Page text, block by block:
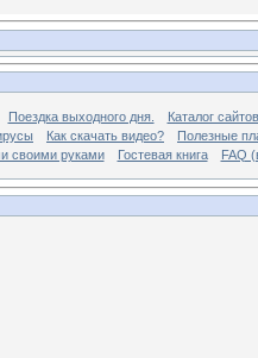
Поездка выходного дня.
Каталог сайтов
Как скачать видео?
Полезные
своими руками
Гостевая книга FAQ